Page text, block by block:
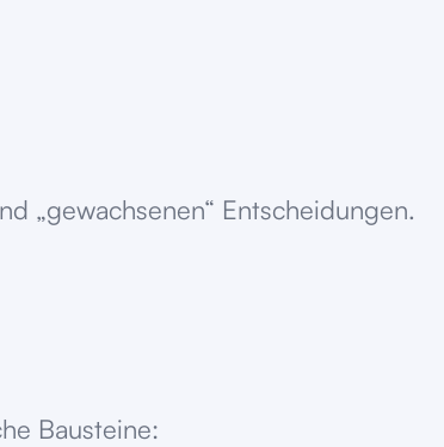
„gewachsenen“ Entscheidungen.
Bausteine: